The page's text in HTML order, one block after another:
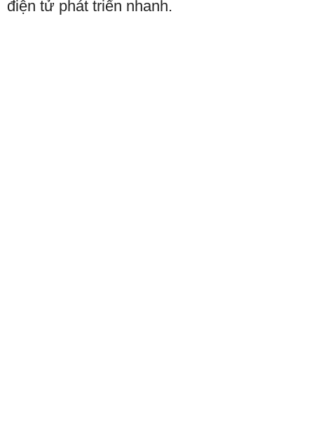
điện tử phát triển nhanh.